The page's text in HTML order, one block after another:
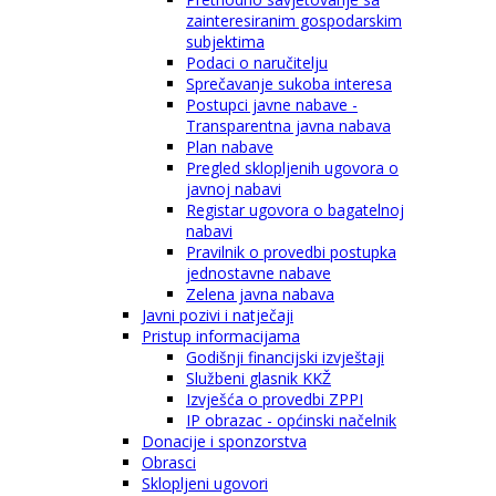
zainteresiranim gospodarskim
subjektima
Podaci o naručitelju
Sprečavanje sukoba interesa
Postupci javne nabave -
Transparentna javna nabava
Plan nabave
Pregled sklopljenih ugovora o
javnoj nabavi
Registar ugovora o bagatelnoj
nabavi
Pravilnik o provedbi postupka
jednostavne nabave
Zelena javna nabava
Javni pozivi i natječaji
Pristup informacijama
Godišnji financijski izvještaji
Službeni glasnik KKŽ
Izvješća o provedbi ZPPI
IP obrazac - općinski načelnik
Donacije i sponzorstva
Obrasci
Sklopljeni ugovori